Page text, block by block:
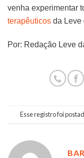
venha experimentar
terapêuticos da Leve
Por: Redação Leve
Esse registro foi